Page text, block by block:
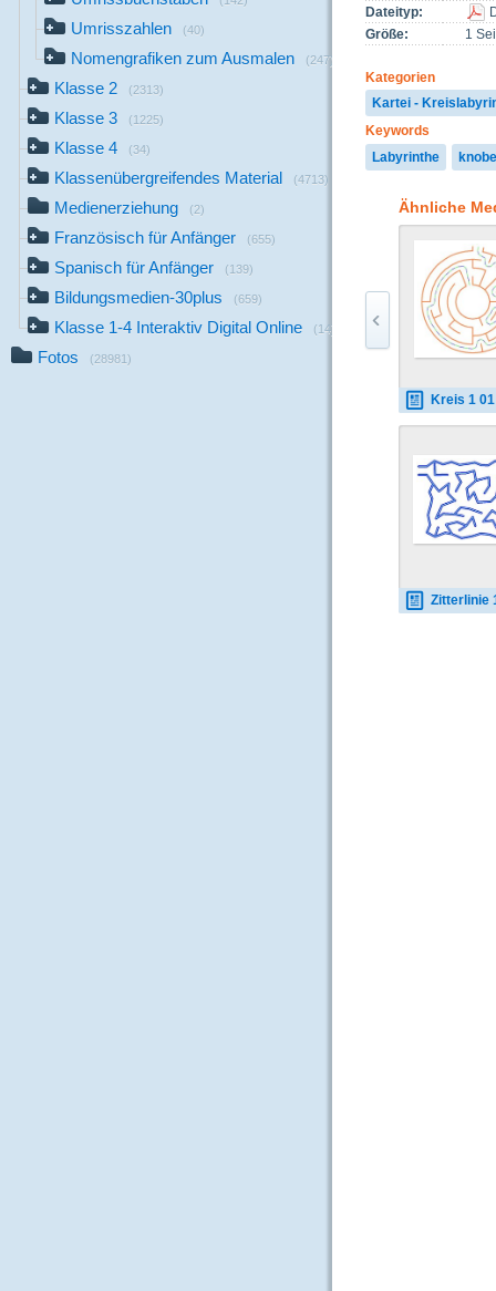
Umrisszahlen (40)
Nomengrafiken zum Ausmalen (247)
Klasse 2 (2313)
Klasse 3 (1225)
Klasse 4 (34)
Klassenübergreifendes Material (4713)
Medienerziehung (2)
Französisch für Anfänger (655)
Spanisch für Anfänger (139)
Bildungsmedien-30plus (659)
Klasse 1-4 Interaktiv Digital Online (14)
Fotos (28981)
Dateityp:
Größe:
1
Kategorien
Kartei -
Keywords
Labyrinthe
Ähnliche
Kreis 1
Zitterlinie 1